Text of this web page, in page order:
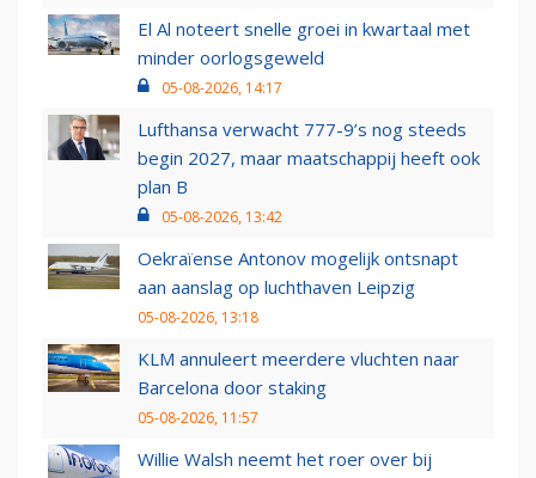
El Al noteert snelle groei in kwartaal met
minder oorlogsgeweld
05-08-2026, 14:17
Lufthansa verwacht 777-9’s nog steeds
begin 2027, maar maatschappij heeft ook
plan B
05-08-2026, 13:42
Oekraïense Antonov mogelijk ontsnapt
aan aanslag op luchthaven Leipzig
05-08-2026, 13:18
KLM annuleert meerdere vluchten naar
Barcelona door staking
05-08-2026, 11:57
Willie Walsh neemt het roer over bij